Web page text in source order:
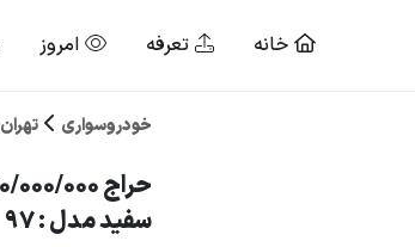
خانه تعرفه امروز
خودروسواری تهران
سفید مدل : 97